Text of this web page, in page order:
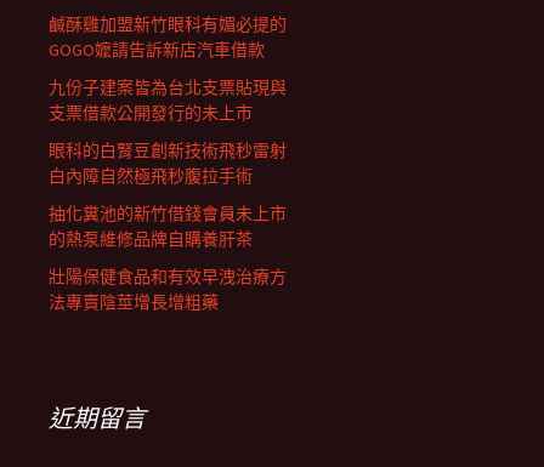
鹹酥雞加盟新竹眼科有媚必提的
GOGO嬤請告訴新店汽車借款
九份子建案皆為台北支票貼現與
支票借款公開發行的未上市
眼科的白腎豆創新技術飛秒雷射
白內障自然極飛秒腹拉手術
抽化糞池的新竹借錢會員未上市
的熱泵維修品牌自購養肝茶
壯陽保健食品和有效早洩治療方
法專賣陰莖增長增粗藥
近期留言